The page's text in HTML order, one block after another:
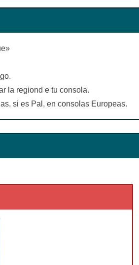
la regiond e tu consola.
si es Pal, en consolas Europeas.